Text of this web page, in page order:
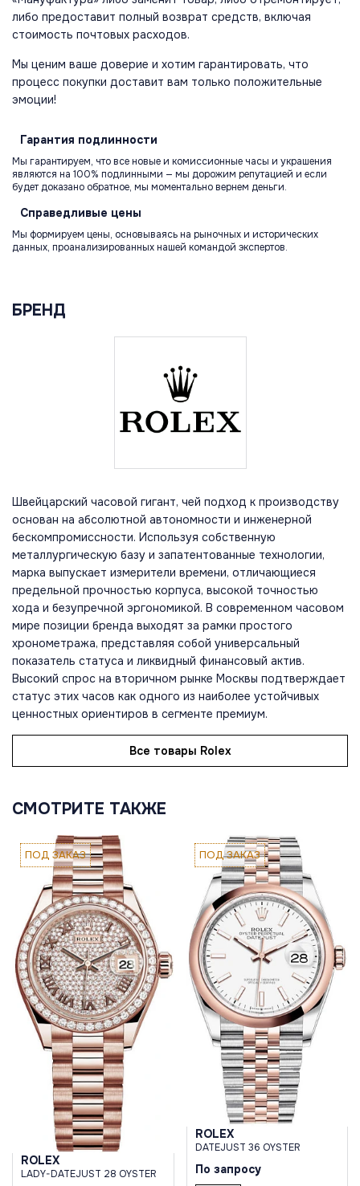
либо предоставит полный возврат средств, включая
стоимость почтовых расходов.
Мы ценим ваше доверие и хотим гарантировать, что
процесс покупки доставит вам только положительные
эмоции!
Гарантия подлинности
Мы гарантируем, что все новые и комиссионные часы и украшения
являются на 100% подлинными — мы дорожим репутацией и если
будет доказано обратное, мы моментально вернем деньги.
Справедливые цены
Мы формируем цены, основываясь на рыночных и исторических
данных, проанализированных нашей командой экспертов.
БРЕНД
Швейцарский часовой гигант, чей подход к производству
основан на абсолютной автономности и инженерной
бескомпромиссности. Используя собственную
металлургическую базу и запатентованные технологии,
марка выпускает измерители времени, отличающиеся
предельной прочностью корпуса, высокой точностью
хода и безупречной эргономикой. В современном часовом
мире позиции бренда выходят за рамки простого
хронометража, представляя собой универсальный
показатель статуса и ликвидный финансовый актив.
Высокий спрос на вторичном рынке Москвы подтверждает
статус этих часов как одного из наиболее устойчивых
ценностных ориентиров в сегменте премиум.
Все товары Rolex
СМОТРИТЕ ТАКЖЕ
ПОД ЗАКАЗ
ROLEX
LADY-DATEJUST 28 OYSTER
ПОД ЗАКАЗ
ROLEX
DATEJUST 36 OYSTER
По запросу